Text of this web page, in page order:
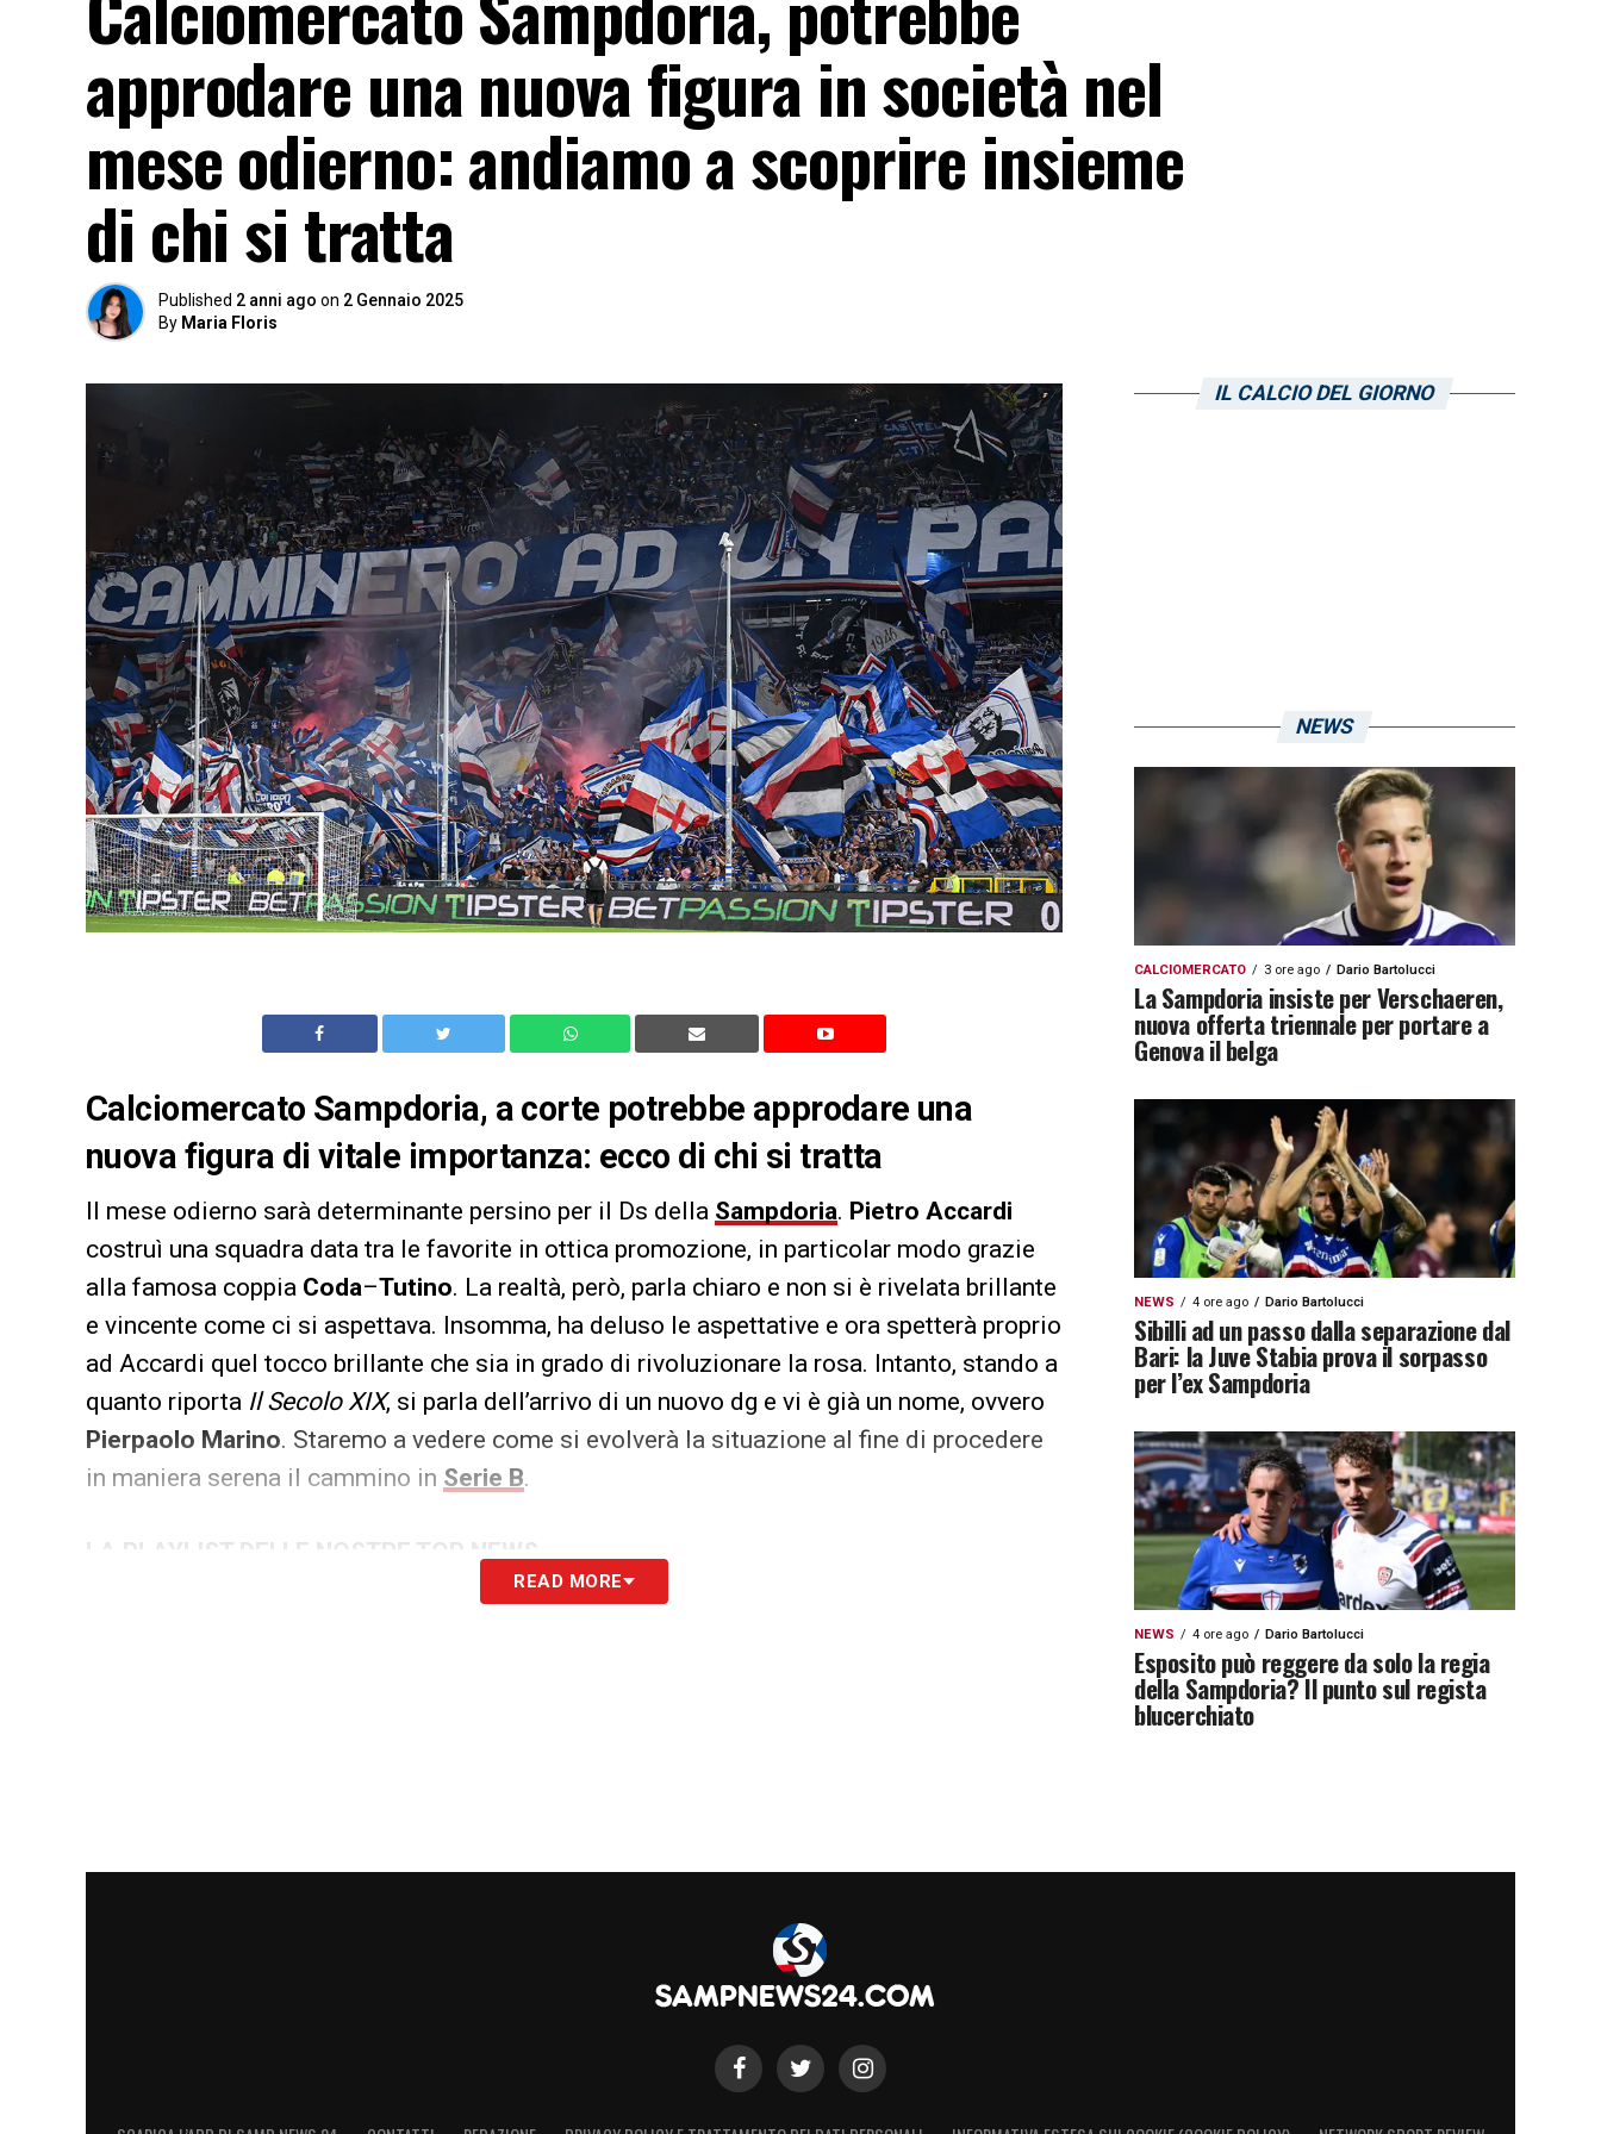
approdare una nuova figura in società nel
mese odierno: andiamo a scoprire insieme
di chi si tratta
Published 2 anni ago on 2 Gennaio 2025
By Maria Floris
Calciomercato Sampdoria, a corte potrebbe approdare una
nuova figura di vitale importanza: ecco di chi si tratta
Il mese odierno sarà determinante persino per il Ds della Sampdoria. Pietro Accardi
costruì una squadra data tra le favorite in ottica promozione, in particolar modo grazie
alla famosa coppia Coda–Tutino. La realtà, però, parla chiaro e non si è rivelata brillante
e vincente come ci si aspettava. Insomma, ha deluso le aspettative e ora spetterà proprio
ad Accardi quel tocco brillante che sia in grado di rivoluzionare la rosa. Intanto, stando a
quanto riporta Il Secolo XIX, si parla dell’arrivo di un nuovo dg e vi è già un nome, ovvero
Pierpaolo Marino. Staremo a vedere come si evolverà la situazione al fine di procedere
in maniera serena il cammino in Serie B.
LA PLAYLIST DELLE NOSTRE TOP NEWS
READ MORE
IL CALCIO DEL GIORNO
NEWS
CALCIOMERCATO 3 ore ago Dario Bartolucci
La Sampdoria insiste per Verschaeren,
nuova offerta triennale per portare a
Genova il belga
NEWS 4 ore ago Dario Bartolucci
Sibilli ad un passo dalla separazione dal
Bari: la Juve Stabia prova il sorpasso
per l’ex Sampdoria
NEWS 4 ore ago Dario Bartolucci
Esposito può reggere da solo la regia
della Sampdoria? Il punto sul regista
blucerchiato